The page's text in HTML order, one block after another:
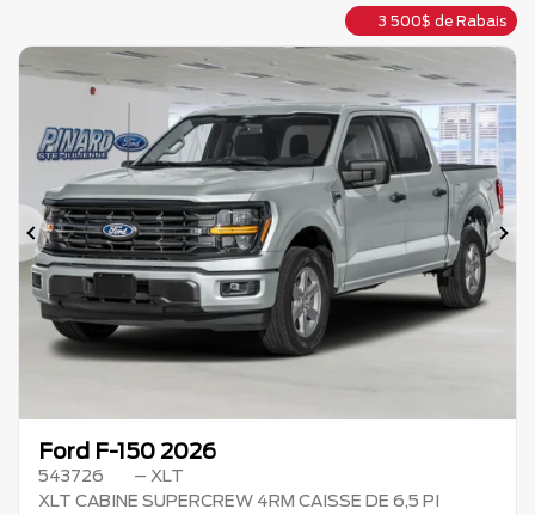
3 500$ de Rabais
Précédent
Ford F-150 2026
543726
– XLT
XLT CABINE SUPERCREW 4RM CAISSE DE 6,5 PI